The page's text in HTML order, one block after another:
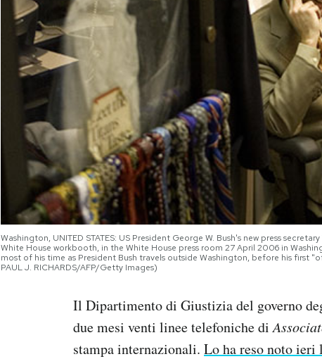
Washington, UNITED STATES: US President George W. Bush's new press
White House workbooth, in the White House press room 27 April 2006 in
most of his time as President Bush travels outside Washington, before his first
PAUL J. RICHARDS/AFP/Getty Images)
Il Dipartimento di Giustizia del governo
due mesi venti linee telefoniche di
stampa internazionali. Lo ha reso noto ieri